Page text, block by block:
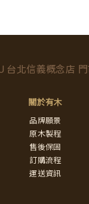
關於有木
品牌願景
原木製程
售後保固
訂購流程
運送資訊